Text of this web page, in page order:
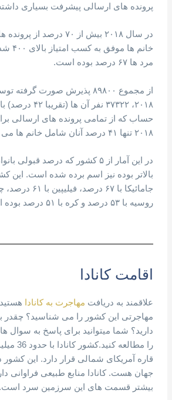
پرونده های ارسالی پیشرفت بسیاری
در سال ۲۰۱۸ بیش از ۷۰
خانم
مرد ها ۶۷ درصد بوده است.
از مجموع ۸۹۸۰۰ پذیرش صورت
۲۰۱۸، ۳۷۳۲۲ نفر
حساب که از تمامی پرونده های ارسالی
۲۰۱۸ تنها ۴۱ درصد آنان شامل خانم ها می شده است.
در این آمار از ۵ کشور که درصد
بالاتر بوده نیز اسم برده شده است. این
روسیه با ۵۳ درصد و کره با ۵۱ درصد بوده است.
اقامت کانادا
علاقمند به دریافت مهاجرت به کانادا
مهاجرتی این کشور را می شناسید؟ چقدر با
دارید؟ شما میتوانید برای پاسخ به سوال
را
قاره آمریکای شمالی قرار دارد. این
جهان هست. کانادا منابع طبیعی فراوانی
بیشتر قسمت های این سرزمین سرد است.